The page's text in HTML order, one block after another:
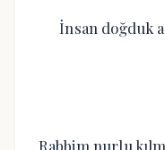
İnsan doğduk
Rabbim nurlu